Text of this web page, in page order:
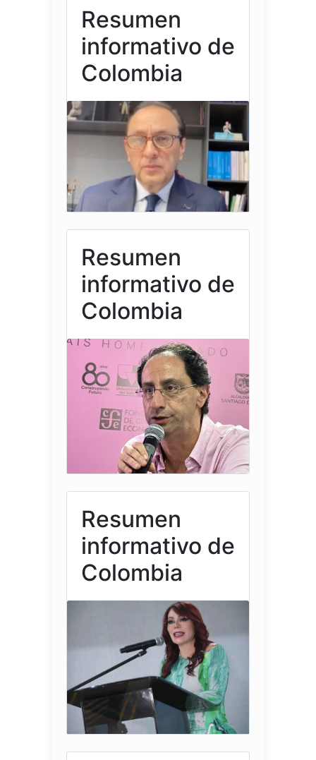
Resumen
informativo de
Colombia
Resumen
informativo de
Colombia
Resumen
informativo de
Colombia